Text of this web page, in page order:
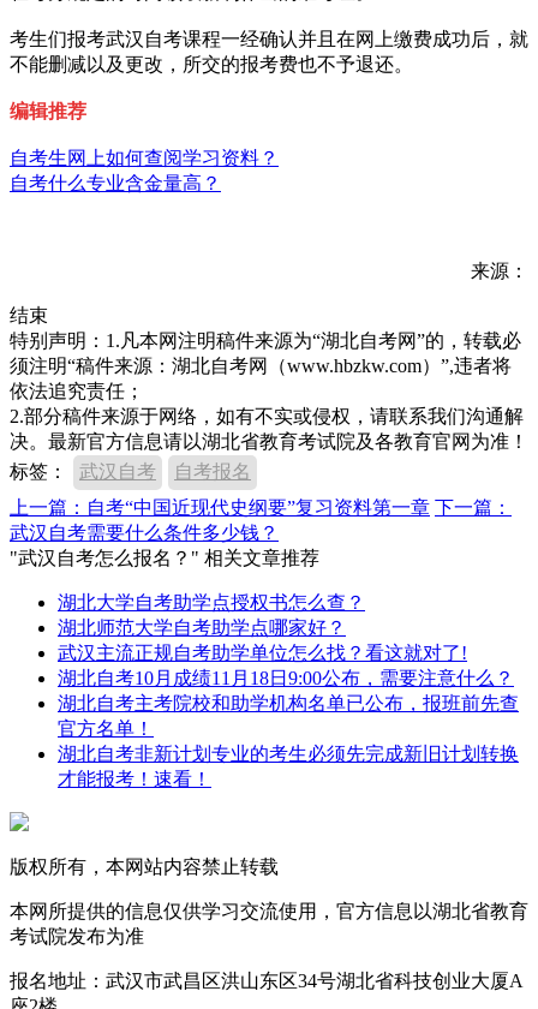
考生们报考武汉自考课程一经确认并且在网上缴费成功后，就
不能删减以及更改，所交的报考费也不予退还。
编辑推荐
自考生网上如何查阅学习资料？
自考什么专业含金量高？
来源：
结束
特别声明：1.凡本网注明稿件来源为“湖北自考网”的，转载必
须注明“稿件来源：湖北自考网（www.hbzkw.com）”,违者将
依法追究责任；
2.部分稿件来源于网络，如有不实或侵权，请联系我们沟通解
决。最新官方信息请以湖北省教育考试院及各教育官网为准！
标签：
武汉自考
自考报名
上一篇：自考“中国近现代史纲要”复习资料第一章 下一篇：
武汉自考需要什么条件多少钱？
"武汉自考怎么报名？" 相关文章推荐
湖北大学自考助学点授权书怎么查？
湖北师范大学自考助学点哪家好？
武汉主流正规自考助学单位怎么找？看这就对了!
湖北自考10月成绩11月18日9:00公布，需要注意什么？
湖北自考主考院校和助学机构名单已公布，报班前先查
官方名单！
湖北自考非新计划专业的考生必须先完成新旧计划转换
才能报考！速看！
版权所有，本网站内容禁止转载
本网所提供的信息仅供学习交流使用，官方信息以湖北省教育
考试院发布为准
报名地址：武汉市武昌区洪山东区34号湖北省科技创业大厦A